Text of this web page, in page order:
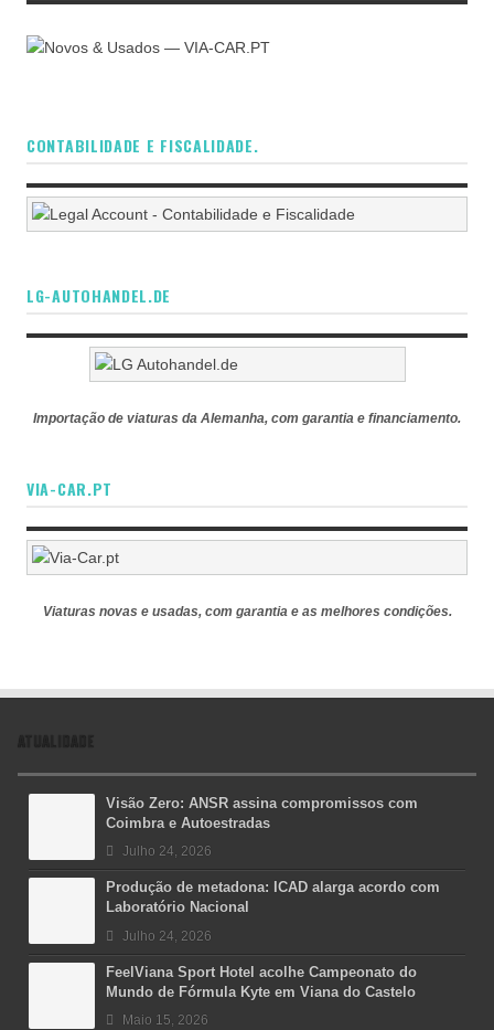
CONTABILIDADE E FISCALIDADE.
LG-AUTOHANDEL.DE
Importação de viaturas da Alemanha, com garantia e financiamento.
VIA-CAR.PT
Viaturas novas e usadas, com garantia e as melhores condições.
ATUALIDADE
Visão Zero: ANSR assina compromissos com
Coimbra e Autoestradas
Julho 24, 2026
Produção de metadona: ICAD alarga acordo com
Laboratório Nacional
Julho 24, 2026
FeelViana Sport Hotel acolhe Campeonato do
Mundo de Fórmula Kyte em Viana do Castelo
Maio 15, 2026